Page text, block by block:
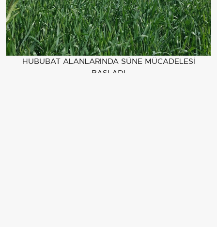
HUBUBAT ALANLARINDA SÜNE MÜCADELESİ
BAŞLADI